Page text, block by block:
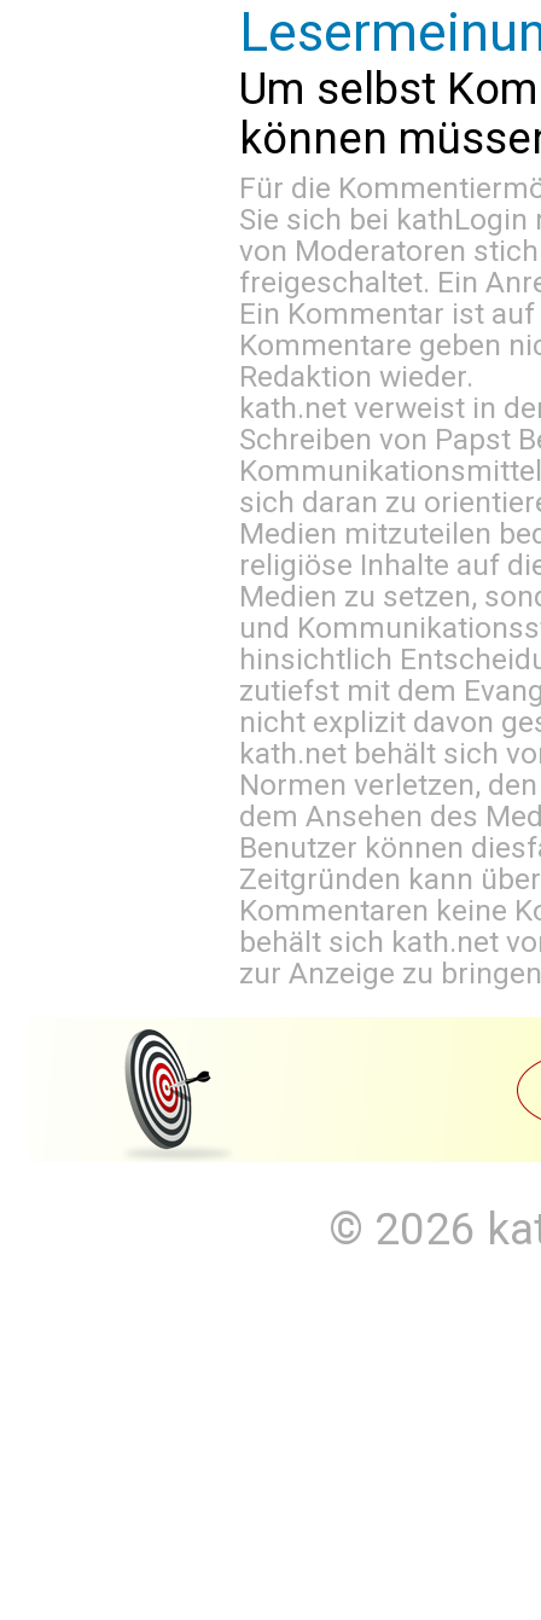
Um selbst
können
Für die
Sie sich bei kathLogin
von Moderatoren
freigeschaltet. Ein
Ein Kommentar ist
Kommentare geben
Redaktion wieder.
kath.net verweist in
Schreiben von Papst
sich daran zu
Medien mitzuteilen
religiöse Inhalte auf
Medien zu setzen,
und
hinsichtlich
zutiefst mit dem
nicht explizit davon
kath.net behält sich
Normen verletzen,
dem Ansehen des
Benutzer können
Zeitgründen kann
Kommentaren keine
behält sich kath.net
zur Anzeige zu
© 2026